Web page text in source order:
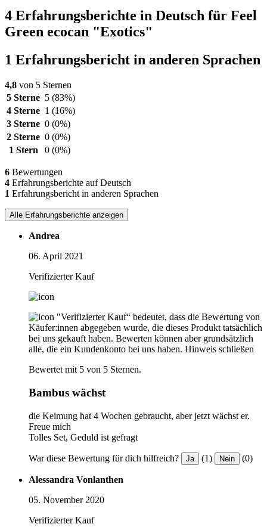
4 Erfahrungsberichte in Deutsch für Feel
Green ecocan "Exotics"
1 Erfahrungsbericht in anderen Sprachen
4,8 von 5 Sternen
5 Sterne 5 (83%)
4 Sterne 1 (16%)
3 Sterne 0 (0%)
2 Sterne 0 (0%)
1 Stern
0 (0%)
6 Bewertungen
4 Erfahrungsberichte auf Deutsch
1 Erfahrungsbericht in anderen Sprachen
Alle Erfahrungsberichte anzeigen
Andrea
06. April 2021
Verifizierter Kauf
"Verifizierter Kauf“ bedeutet, dass die Bewertung von
Käufer:innen abgegeben wurde, die dieses Produkt tatsächlich
bei uns gekauft haben. Bewerten können aber grundsätzlich
alle, die ein Kundenkonto bei uns haben. Hinweis schließen
Bewertet mit 5 von 5 Sternen.
Bambus wächst
die Keimung hat 4 Wochen gebraucht, aber jetzt wächst er.
Freue mich
Tolles Set, Geduld ist gefragt
War diese Bewertung für dich hilfreich? Ja (1) Nein (0)
Alessandra Vonlanthen
05. November 2020
Verifizierter Kauf